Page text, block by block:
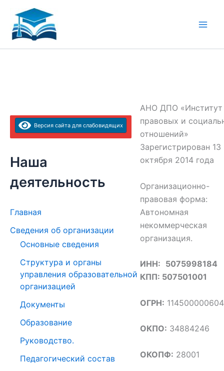
Перейти
содержимому
Версия сайта для слабовидящих
Наша
деятельность
Главная
Сведения об организации
Основные сведения
Структура и органы
управления образовательной
организацией
Документы
Образование
Руководство.
Педагогический состав
АНО ДПО «Институт
правовых и
отношений»
Зарегистрирован 13
октября 2014 года
Организационно-
правовая форма:
Автономная
некоммерческая
организация.
ИНН: 5075998184
КПП: 507501001
ОГРН:
ОКПО: 34884246
ОКОПФ: 28001